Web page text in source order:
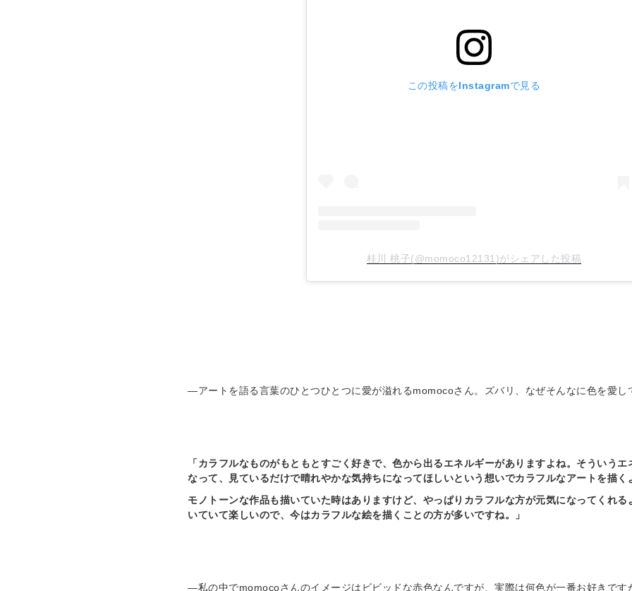
この投稿をInstagramで見る
桂川 桃子(@momoco12131)がシェアした投稿
—アートを語る言葉のひとつひとつに愛が溢れるmomocoさん。ズバリ、なぜそんなに色を愛し
「カラフルなものがもともとすごく好きで、色から出るエネルギーがありますよね。そういう
なって、見ているだけで晴れやかな気持ちになってほしいという想いでカラフルなアートを描く
モノトーンな作品も描いていた時はありますけど、やっぱりカラフルな方が元気になってくれる
いていて楽しいので、今はカラフルな絵を描くことの方が多いですね。」
—私の中でmomocoさんのイメージはビビッドな赤色なんですが、実際は何色が一番お好きです